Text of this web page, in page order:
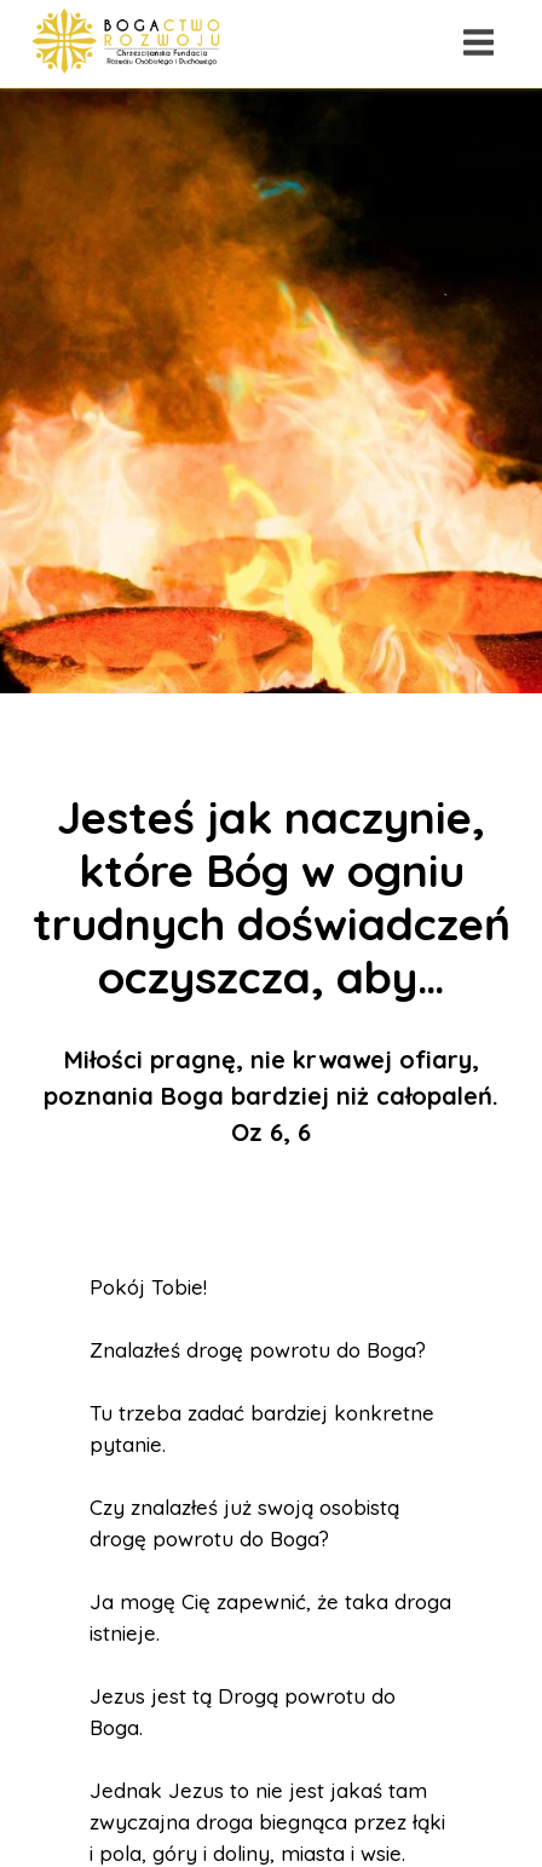
Jesteś jak naczynie,
które Bóg w ogniu
trudnych doświadczeń
oczyszcza, aby…
Miłości pragnę, nie krwawej ofiary,
poznania Boga bardziej niż całopaleń.
Oz 6, 6
Pokój Tobie!
Znalazłeś drogę powrotu do Boga?
Tu trzeba zadać bardziej konkretne
pytanie.
Czy znalazłeś już swoją osobistą
drogę powrotu do Boga?
Ja mogę Cię zapewnić, że taka droga
istnieje.
Jezus jest tą Drogą powrotu do
Boga.
Jednak Jezus to nie jest jakaś tam
zwyczajna droga biegnąca przez łąki
i pola, góry i doliny, miasta i wsie.